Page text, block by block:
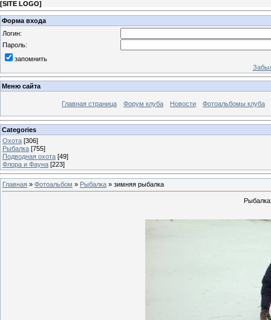
[SITE LOGO]
Форма входа
Логин:
Пароль:
запомнить
Меню сайта
Главная страница Форум клуба Новости Фотоальбомы клуба
Categories
Охота [306]
Рыбалка [755]
Подводная охота [49]
Флора и Фауна [223]
Главная » Фотоальбом » Рыбалка » зимняя рыбалка